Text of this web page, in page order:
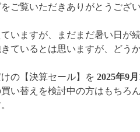
ご覧いただきありがとうござい
いますが、まだまだ暑い日が
ているとは思いますが、どう
の【決算セール】を 2025年9
い替えを検討中の方はもちろん